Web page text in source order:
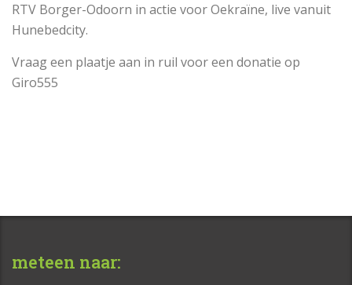
RTV Borger-Odoorn in actie voor Oekraïne, live vanuit
Hunebedcity.
Vraag een plaatje aan in ruil voor een donatie op
Giro555
meteen naar: